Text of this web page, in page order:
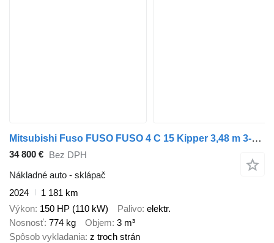
Mitsubishi Fuso FUSO FUSO 4 C 15 Kipper 3,48 m 3-Sitzer*ORIGINAL KM
34 800 € Bez DPH
Nákladné auto - sklápač
2024
1 181 km
Výkon 150 HP (110 kW) Palivo elektr.
Nosnosť 774 kg Objem 3 m³
Spôsob vykladania z troch strán